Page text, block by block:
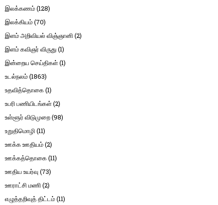
இலக்கணம்(128)
இலக்கியம்(70)
இளம் அறிவியல் விஞ்ஞானி(2)
இளம் கவிஞர் விருது(1)
இன்றைய செய்திகள்(1)
உடல்நலம்(1863)
உதவித்தொகை(1)
உபரி பணியிடங்கள்(2)
உள்ளூர் விடுமுறை(98)
உறுதிமொழி(11)
ஊக்க ஊதியம்(2)
ஊக்கத்தொகை(11)
ஊதிய உயர்வு (73)
ஊராட்சி மணி(2)
எழுத்தறிவுத் திட்டம்(11)